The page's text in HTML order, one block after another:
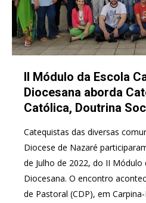
II Módulo da Escola
Diocesana aborda
Católica, Doutrina
Catequistas das diversas
Diocese de Nazaré
de Julho de 2022, do II Módulo
Diocesana. O encontro
de Pastoral (CDP), em